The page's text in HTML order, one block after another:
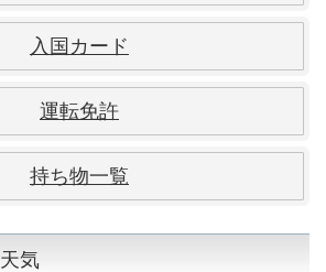
入国カード
運転免許
持ち物一覧
気